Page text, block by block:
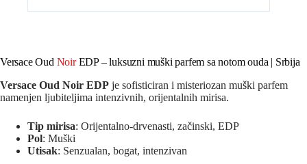
Versace Oud NoirEDP – luksuzni muški parfem sa notom ouda | Srbija
Versace Oud Noir EDP je sofisticiran i misteriozan muški parfem
namenjen ljubiteljima intenzivnih, orijentalnih mirisa.
Tip mirisa: Orijentalno-drvenasti, začinski, EDP
Pol: Muški
Utisak: Senzualan, bogat, intenzivan